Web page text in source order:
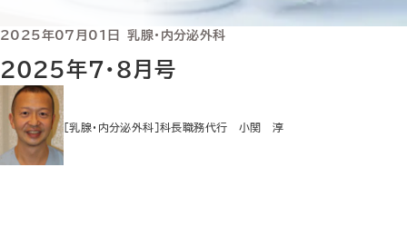
2025年7・8月号
2025年07月01日 乳腺・内分泌外科
[乳腺・内分泌外科]科長職務代行 小関 淳